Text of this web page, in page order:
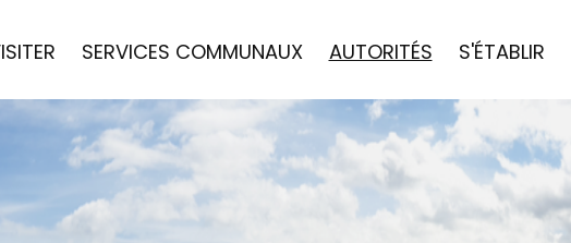
SERVICES COMMUNAUX AUTORITÉS S'ÉTABLIR